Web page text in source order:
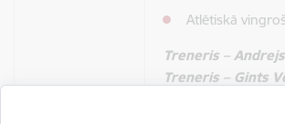
Atlētiskā
Treneris –
Treneris – Gints